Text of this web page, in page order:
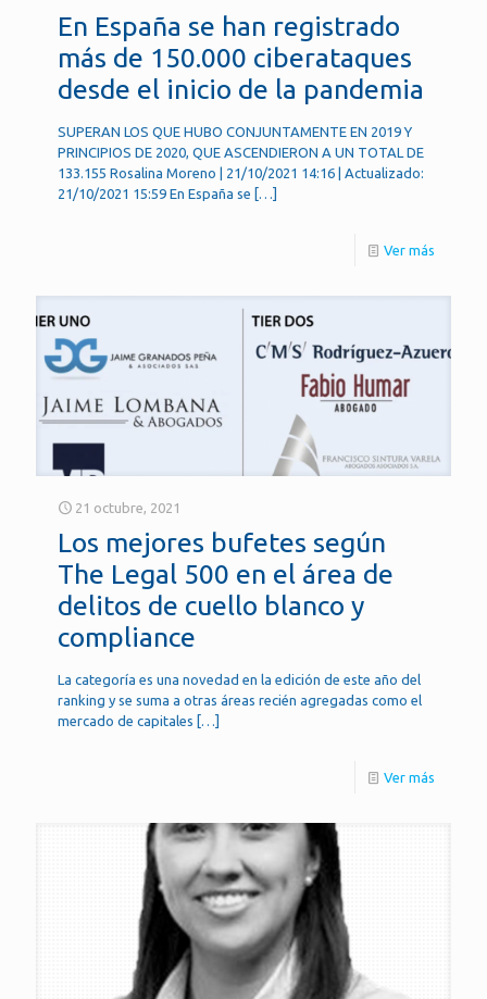
En España se han registrado
más de 150.000 ciberataques
desde el inicio de la pandemia
SUPERAN LOS QUE HUBO CONJUNTAMENTE EN 2019 Y
PRINCIPIOS DE 2020, QUE ASCENDIERON A UN TOTAL DE
133.155 Rosalina Moreno | 21/10/2021 14:16 | Actualizado:
21/10/2021 15:59 En España se […]
Ver más
21 octubre, 2021
Los mejores bufetes según
The Legal 500 en el área de
delitos de cuello blanco y
compliance
La categoría es una novedad en la edición de este año del
ranking y se suma a otras áreas recién agregadas como el
mercado de capitales […]
Ver más